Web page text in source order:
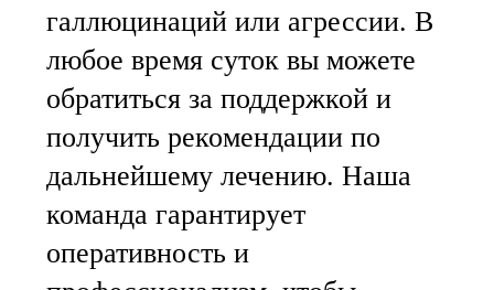
галлюцинаций или агрессии. В
любое время суток вы можете
обратиться за поддержкой и
получить рекомендации по
дальнейшему лечению. Наша
команда гарантирует
оперативность и